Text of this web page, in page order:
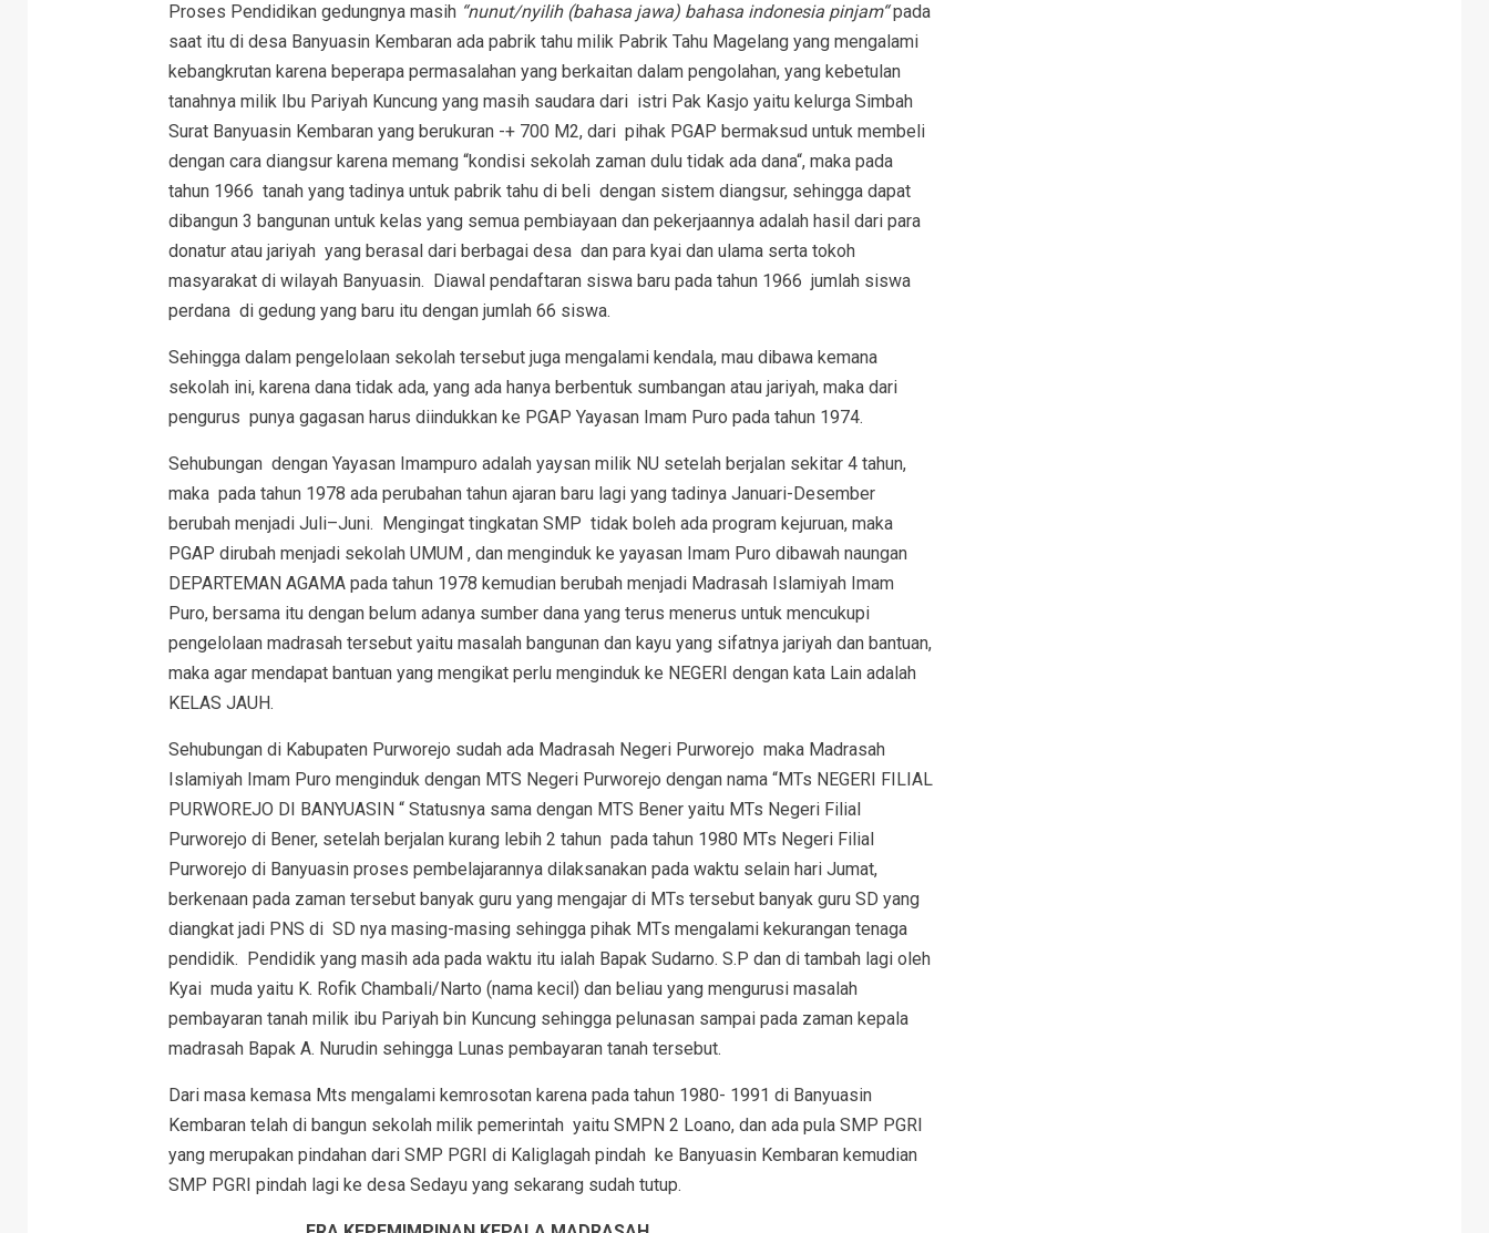
Proses Pendidikan gedungnya masih“nunut/nyilih (bahasa jawa) bahasa indonesia pinjam“pada
saat itu di desa Banyuasin Kembaran ada pabrik tahu milik Pabrik Tahu Magelang yang mengalami
kebangkrutan karena beperapa permasalahan yang berkaitan dalam pengolahan, yang kebetulan
tanahnya milik Ibu Pariyah Kuncung yang masih saudara dari istri Pak Kasjo yaitu kelurga Simbah
Surat Banyuasin Kembaran yang berukuran -+ 700 M2, dari pihak PGAP bermaksud untuk membeli
dengan cara diangsur karena memang “kondisi sekolah zaman dulu tidak ada dana“, maka pada
tahun 1966 tanah yang tadinya untuk pabrik tahu di beli dengan sistem diangsur, sehingga dapat
dibangun 3 bangunan untuk kelas yang semua pembiayaan dan pekerjaannya adalah hasil dari para
donatur atau jariyah yang berasal dari berbagai desa dan para kyai dan ulama serta tokoh
masyarakat di wilayah Banyuasin. Diawal pendaftaran siswa baru pada tahun 1966 jumlah siswa
perdana di gedung yang baru itu dengan jumlah 66 siswa.
Sehingga dalam pengelolaan sekolah tersebut juga mengalami kendala, mau dibawa kemana
sekolah ini, karena dana tidak ada, yang ada hanya berbentuk sumbangan atau jariyah, maka dari
pengurus punya gagasan harus diindukkan ke PGAP Yayasan Imam Puro pada tahun 1974.
Sehubungan dengan Yayasan Imampuro adalah yaysan milik NU setelah berjalan sekitar 4 tahun,
maka pada tahun 1978 ada perubahan tahun ajaran baru lagi yang tadinya Januari-Desember
berubah menjadi Juli–Juni. Mengingat tingkatan SMP tidak boleh ada program kejuruan, maka
PGAP dirubah menjadi sekolah UMUM , dan menginduk ke yayasan Imam Puro dibawah naungan
DEPARTEMAN AGAMA pada tahun 1978 kemudian berubah menjadi Madrasah Islamiyah Imam
Puro, bersama itu dengan belum adanya sumber dana yang terus menerus untuk mencukupi
pengelolaan madrasah tersebut yaitu masalah bangunan dan kayu yang sifatnya jariyah dan bantuan,
maka agar mendapat bantuan yang mengikat perlu menginduk ke NEGERI dengan kata Lain adalah
KELAS JAUH.
Sehubungan di Kabupaten Purworejo sudah ada Madrasah Negeri Purworejo maka Madrasah
Islamiyah Imam Puro menginduk dengan MTS Negeri Purworejo dengan nama “MTs NEGERI FILIAL
PURWOREJO DI BANYUASIN “ Statusnya sama dengan MTS Bener yaitu MTs Negeri Filial
Purworejo di Bener, setelah berjalan kurang lebih 2 tahun pada tahun 1980 MTs Negeri Filial
Purworejo di Banyuasin proses pembelajarannya dilaksanakan pada waktu selain hari Jumat,
berkenaan pada zaman tersebut banyak guru yang mengajar di MTs tersebut banyak guru SD yang
diangkat jadi PNS di SD nya masing-masing sehingga pihak MTs mengalami kekurangan tenaga
pendidik. Pendidik yang masih ada pada waktu itu ialah Bapak Sudarno. S.P dan di tambah lagi oleh
Kyai muda yaitu K. Rofik Chambali/Narto (nama kecil) dan beliau yang mengurusi masalah
pembayaran tanah milik ibu Pariyah bin Kuncung sehingga pelunasan sampai pada zaman kepala
madrasah Bapak A. Nurudin sehingga Lunas pembayaran tanah tersebut.
Dari masa kemasa Mts mengalami kemrosotan karena pada tahun 1980- 1991 di Banyuasin
Kembaran telah di bangun sekolah milik pemerintah yaitu SMPN 2 Loano, dan ada pula SMP PGRI
yang merupakan pindahan dari SMP PGRI di Kaliglagah pindah ke Banyuasin Kembaran kemudian
SMP PGRI pindah lagi ke desa Sedayu yang sekarang sudah tutup.